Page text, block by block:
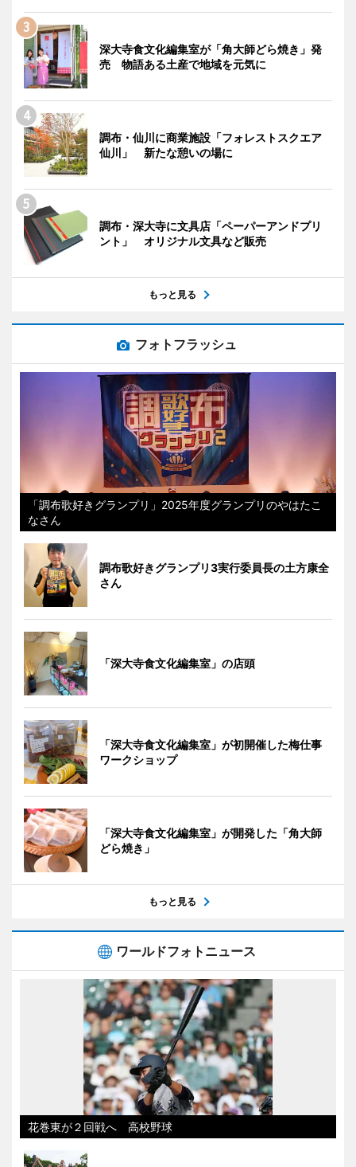
深大寺食文化編集室が「角大師どら焼き」発
売 物語ある土産で地域を元気に
調布・仙川に商業施設「フォレストスクエア
仙川」 新たな憩いの場に
調布・深大寺に文具店「ペーパーアンドプリ
ント」 オリジナル文具など販売
もっと見る
フォトフラッシュ
「調布歌好きグランプリ」2025年度グランプリのやはたこ
なさん
調布歌好きグランプリ3実行委員長の土方康全
さん
「深大寺食文化編集室」の店頭
「深大寺食文化編集室」が初開催した梅仕事
ワークショップ
「深大寺食文化編集室」が開発した「角大師
どら焼き」
もっと見る
ワールドフォトニュース
花巻東が２回戦へ 高校野球